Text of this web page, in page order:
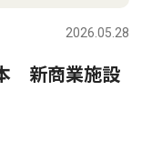
2026.05.28
新商業施設